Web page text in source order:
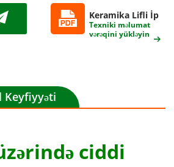
Keramika Lifli İp
Texniki məlumat
vərəqini yükləyin
Keyfiyyəti
ciddi